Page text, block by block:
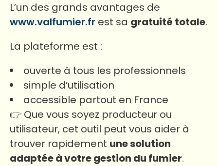
L’un des grands avantages de
www.valfumier.fr est sa gratuité totale.
La plateforme est :
ouverte à tous les professionnels
simple d’utilisation
accessible partout en France
👉 Que vous soyez producteur ou
utilisateur, cet outil peut vous aider à
trouver rapidement une solution
adaptée à votre gestion du fumier.